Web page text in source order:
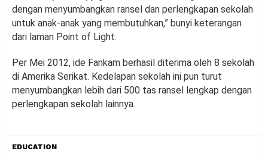
dengan menyumbangkan ransel dan perlengkapan sekolah
untuk anak-anak yang membutuhkan,” bunyi keterangan
dari laman Point of Light.
Per Mei 2012, ide Fankam berhasil diterima oleh 8 sekolah
di Amerika Serikat. Kedelapan sekolah ini pun turut
menyumbangkan lebih dari 500 tas ransel lengkap dengan
perlengkapan sekolah lainnya.
EDUCATION